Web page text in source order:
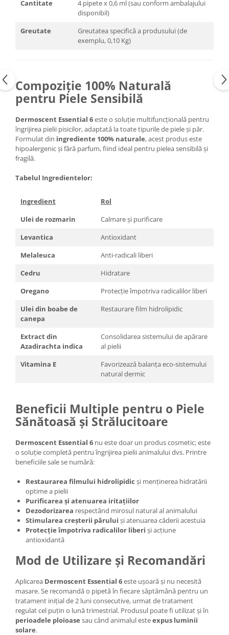
Cantitate
4 pipete x 0,6 ml (sau conform ambalajului
disponibil)
Greutate
Greutatea specifică a produsului (de
exemplu, 0,10 Kg)
Compoziție 100% Naturală
pentru Piele Sensibilă
Dermoscent Essential 6este o soluție multifuncțională pentru
îngrijirea pielii pisicilor, adaptată la toate tipurile de piele și păr.
Formulat din ingrediente 100% naturale, acest produs este
hipoalergenic și fără parfum, fiind ideal pentru pielea sensibilă și
fragilă.
Tabelul Ingredientelor:
Ingredient
Rol
Ulei de rozmarin
Calmare și purificare
Levantica
Antioxidant
Melaleuca
Anti-radicali liberi
Cedru
Hidratare
Oregano
Protecție împotriva radicalilor liberi
Ulei din boabe de
canepa
Restaurare film hidrolipidic
Extract din
Azadirachta indica
Consolidarea sistemului de apărare
al pielii
Vitamina E
Favorizează balanța eco-sistemului
natural dermic
Beneficii Multiple pentru o Piele
Sănătoasă și Strălucitoare
Dermoscent Essential 6 nu este doar un produs cosmetic; este
o soluție completă pentru îngrijirea pielii animalului dvs. Printre
beneficiile sale se numără:
Restaurarea filmului hidrolipidic și menținerea hidratării
optime a pielii
Purificarea și atenuarea iritațiilor
Dezodorizarea respectând mirosul natural al animalului
Stimularea creșterii părului și atenuarea căderii acestuia
Protecție împotriva radicalilor liberi și acțiune
antioxidantă
Mod de Utilizare și Recomandări
Aplicarea Dermoscent Essential 6este ușoară și nu necesită
masare. Se recomandă o pipetă în fiecare săptămână pentru un
tratament inițial de 2 luni consecutive, urmat de tratament
regulat cel puțin o lună trimestrial. Produsul poate fi utilizat și în
perioadele ploioase sau când animalul esteexpus luminii
solare.